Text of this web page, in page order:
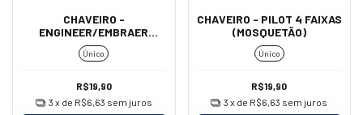
CHAVEIRO -
ENGINEER/EMBRAER
(MOSQUETÃO)
Único
R$19,90
3 x de R$6,63 sem juros
CHAVEIRO - PILOT 4 FAIXAS
(MOSQUETÃO)
Único
R$19,90
3 x de R$6,63 sem juros